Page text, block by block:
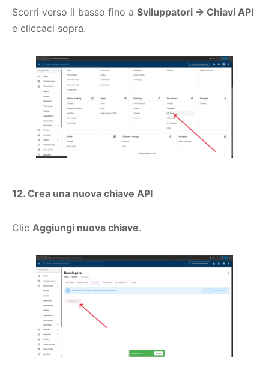
Scorri verso il basso fino a Sviluppatori → Chiavi API
e cliccaci sopra.
12. Crea una nuova chiave API
Clic Aggiungi nuova chiave.